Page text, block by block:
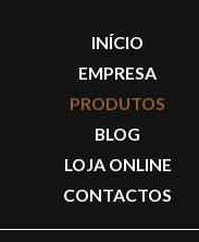
INÍCIO
EMPRESA
PRODUTOS
BLOG
LOJA ONLINE
CONTACTOS